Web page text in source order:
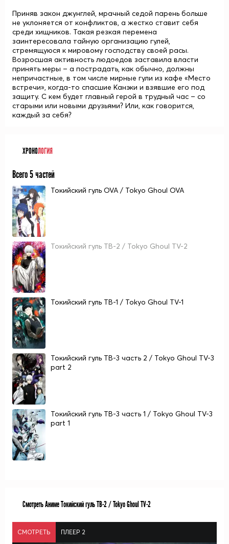
Приняв закон джунглей, мрачный седой парень больше
не уклоняется от конфликтов, а жестко ставит себя
среди хищников. Такая резкая перемена
заинтересовала тайную организацию гулей,
стремящуюся к мировому господству своей расы.
Возросшая активность людоедов заставила власти
принять меры – а пострадать, как обычно, должны
непричастные, в том числе мирные гули из кафе «Место
встречи», когда-то спасшие Канэки и взявшие его под
защиту. С кем будет главный герой в трудный час – со
старыми или новыми друзьями? Или, как говорится,
каждый за себя?
ХРОНОЛОГИЯ
Всего 5 частей
Токийский гуль OVA / Tokyo Ghoul OVA
Токийский гуль ТВ-2 / Tokyo Ghoul TV-2
Токийский гуль ТВ-1 / Tokyo Ghoul TV-1
Токийский гуль ТВ-3 часть 2 / Tokyo Ghoul TV-3
part 2
Токийский гуль ТВ-3 часть 1 / Tokyo Ghoul TV-3
part 1
Смотреть Аниме Токийский гуль ТВ-2 / Tokyo Ghoul TV-2
СМОТРЕТЬ ПЛЕЕР 2